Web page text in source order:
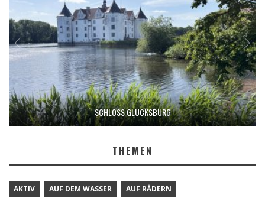
SCHLOSS GLÜCKSBURG
THEMEN
AKTIV AUF DEM WASSER AUF RÄDERN